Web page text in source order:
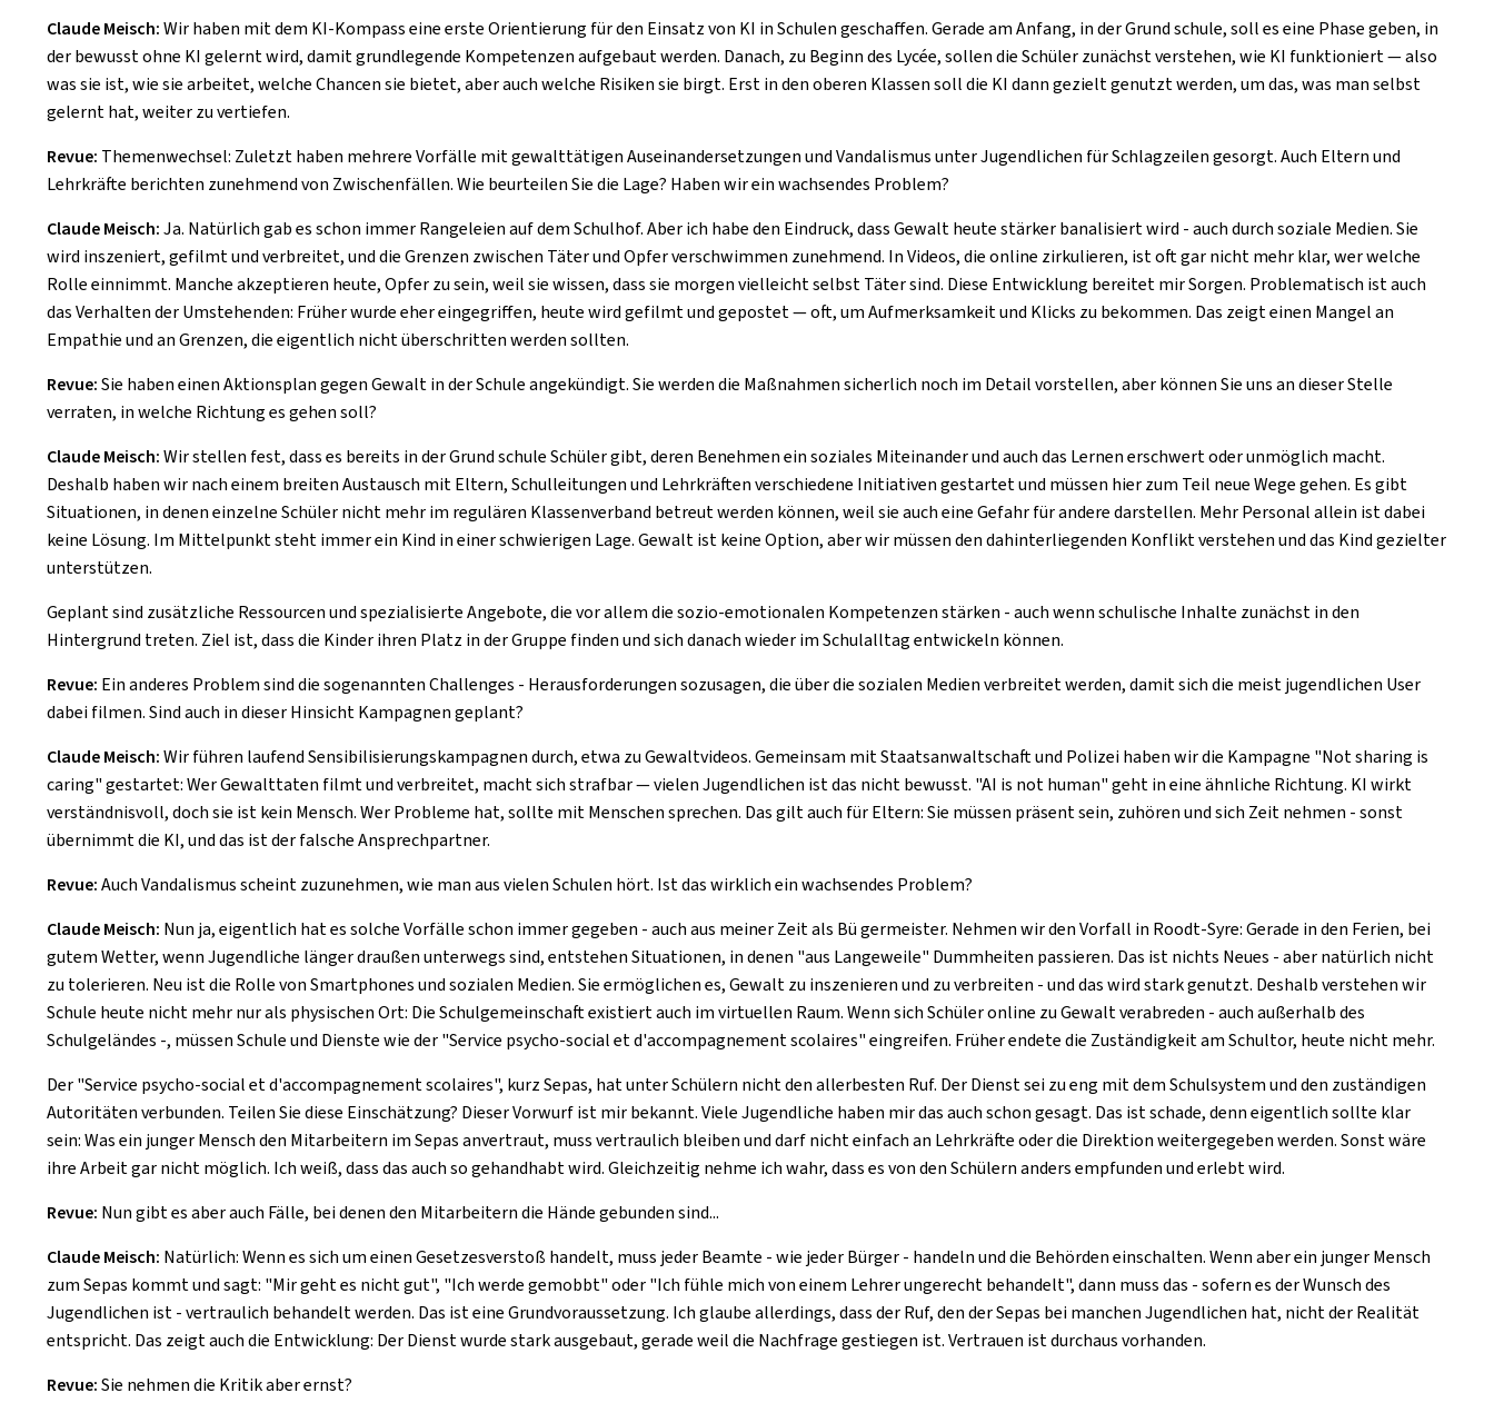
Claude Meisch:Wir haben mit dem KI-Kompass eine erste Orientierung für den Einsatz von KI in Schulen geschaffen. Gerade am Anfang, in der Grund schule, soll es eine Phase geben, in
der bewusst ohne KI gelernt wird, damit grundlegende Kompetenzen aufgebaut werden. Danach, zu Beginn des Lycée, sollen die Schüler zunächst verstehen, wie KI funktioniert — also
was sie ist, wie sie arbeitet, welche Chancen sie bietet, aber auch welche Risiken sie birgt. Erst in den oberen Klassen soll die KI dann gezielt genutzt werden, um das, was man selbst
gelernt hat, weiter zu vertiefen.
Revue: Themenwechsel: Zuletzt haben mehrere Vorfälle mit gewalttätigen Auseinandersetzungen und Vandalismus unter Jugendlichen für Schlagzeilen gesorgt. Auch Eltern und
Lehrkräfte berichten zunehmend von Zwischenfällen. Wie beurteilen Sie die Lage? Haben wir ein wachsendes Problem?
Claude Meisch:Ja. Natürlich gab es schon immer Rangeleien auf dem Schulhof. Aber ich habe den Eindruck, dass Gewalt heute stärker banalisiert wird - auch durch soziale Medien. Sie
wird inszeniert, gefilmt und verbreitet, und die Grenzen zwischen Täter und Opfer verschwimmen zunehmend. In Videos, die online zirkulieren, ist oft gar nicht mehr klar, wer welche
Rolle einnimmt. Manche akzeptieren heute, Opfer zu sein, weil sie wissen, dass sie morgen vielleicht selbst Täter sind. Diese Entwicklung bereitet mir Sorgen. Problematisch ist auch
das Verhalten der Umstehenden: Früher wurde eher eingegriffen, heute wird gefilmt und gepostet — oft, um Aufmerksamkeit und Klicks zu bekommen. Das zeigt einen Mangel an
Empathie und an Grenzen, die eigentlich nicht überschritten werden sollten.
Revue:Sie haben einen Aktionsplan gegen Gewalt in der Schule angekündigt. Sie werden die Maßnahmen sicherlich noch im Detail vorstellen, aber können Sie uns an dieser Stelle
verraten, in welche Richtung es gehen soll?
Claude Meisch:Wir stellen fest, dass es bereits in der Grund schule Schüler gibt, deren Benehmen ein soziales Miteinander und auch das Lernen erschwert oder unmöglich macht.
Deshalb haben wir nach einem breiten Austausch mit Eltern, Schulleitungen und Lehrkräften verschiedene Initiativen gestartet und müssen hier zum Teil neue Wege gehen. Es gibt
Situationen, in denen einzelne Schüler nicht mehr im regulären Klassenverband betreut werden können, weil sie auch eine Gefahr für andere darstellen. Mehr Personal allein ist dabei
keine Lösung. Im Mittelpunkt steht immer ein Kind in einer schwierigen Lage. Gewalt ist keine Option, aber wir müssen den dahinterliegenden Konflikt verstehen und das Kind gezielter
unterstützen.
Geplant sind zusätzliche Ressourcen und spezialisierte Angebote, die vor allem die sozio-emotionalen Kompetenzen stärken - auch wenn schulische Inhalte zunächst in den
Hintergrund treten. Ziel ist, dass die Kinder ihren Platz in der Gruppe finden und sich danach wieder im Schulalltag entwickeln können.
Revue: Ein anderes Problem sind die sogenannten Challenges - Herausforderungen sozusagen, die über die sozialen Medien verbreitet werden, damit sich die meist jugendlichen User
dabei filmen. Sind auch in dieser Hinsicht Kampagnen geplant?
Claude Meisch:Wir führen laufend Sensibilisierungskampagnen durch, etwa zu Gewaltvideos. Gemeinsam mit Staatsanwaltschaft und Polizei haben wir die Kampagne "Not sharing is
caring" gestartet: Wer Gewalttaten filmt und verbreitet, macht sich strafbar — vielen Jugendlichen ist das nicht bewusst. "AI is not human" geht in eine ähnliche Richtung. KI wirkt
verständnisvoll, doch sie ist kein Mensch. Wer Probleme hat, sollte mit Menschen sprechen. Das gilt auch für Eltern: Sie müssen präsent sein, zuhören und sich Zeit nehmen - sonst
übernimmt die KI, und das ist der falsche Ansprechpartner.
Revue:Auch Vandalismus scheint zuzunehmen, wie man aus vielen Schulen hört. Ist das wirklich ein wachsendes Problem?
Claude Meisch: Nun ja, eigentlich hat es solche Vorfälle schon immer gegeben - auch aus meiner Zeit als Bü germeister. Nehmen wir den Vorfall in Roodt-Syre: Gerade in den Ferien, bei
gutem Wetter, wenn Jugendliche länger draußen unterwegs sind, entstehen Situationen, in denen "aus Langeweile" Dummheiten passieren. Das ist nichts Neues - aber natürlich nicht
zu tolerieren. Neu ist die Rolle von Smartphones und sozialen Medien. Sie ermöglichen es, Gewalt zu inszenieren und zu verbreiten - und das wird stark genutzt. Deshalb verstehen wir
Schule heute nicht mehr nur als physischen Ort: Die Schulgemeinschaft existiert auch im virtuellen Raum. Wenn sich Schüler online zu Gewalt verabreden - auch außerhalb des
Schulgeländes -, müssen Schule und Dienste wie der "Service psycho-social et d'accompagnement scolaires" eingreifen. Früher endete die Zuständigkeit am Schultor, heute nicht mehr.
Der "Service psycho-social et d'accompagnement scolaires", kurz Sepas, hat unter Schülern nicht den allerbesten Ruf. Der Dienst sei zu eng mit dem Schulsystem und den zuständigen
Autoritäten verbunden. Teilen Sie diese Einschätzung? Dieser Vorwurf ist mir bekannt. Viele Jugendliche haben mir das auch schon gesagt. Das ist schade, denn eigentlich sollte klar
sein: Was ein junger Mensch den Mitarbeitern im Sepas anvertraut, muss vertraulich bleiben und darf nicht einfach an Lehrkräfte oder die Direktion weitergegeben werden. Sonst wäre
ihre Arbeit gar nicht möglich. Ich weiß, dass das auch so gehandhabt wird. Gleichzeitig nehme ich wahr, dass es von den Schülern anders empfunden und erlebt wird.
Revue: Nun gibt es aber auch Fälle, bei denen den Mitarbeitern die Hände gebunden sind...
Claude Meisch: Natürlich: Wenn es sich um einen Gesetzesverstoß handelt, muss jeder Beamte - wie jeder Bürger - handeln und die Behörden einschalten. Wenn aber ein junger Mensch
zum Sepas kommt und sagt: "Mir geht es nicht gut", "Ich werde gemobbt" oder "Ich fühle mich von einem Lehrer ungerecht behandelt", dann muss das - sofern es der Wunsch des
Jugendlichen ist - vertraulich behandelt werden. Das ist eine Grundvoraussetzung. Ich glaube allerdings, dass der Ruf, den der Sepas bei manchen Jugendlichen hat, nicht der Realität
entspricht. Das zeigt auch die Entwicklung: Der Dienst wurde stark ausgebaut, gerade weil die Nachfrage gestiegen ist. Vertrauen ist durchaus vorhanden.
Revue:Sie nehmen die Kritik aber ernst?